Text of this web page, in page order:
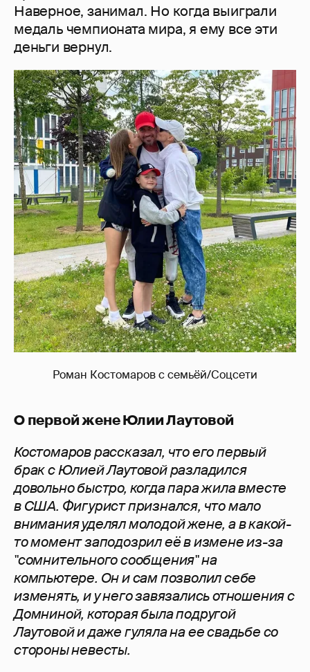
Наверное, занимал. Но когда выиграли
медаль чемпионата мира, я ему все эти
деньги вернул.
Роман Костомаров с семьёй/Соцсети
О первой жене Юлии Лаутовой
Костомаров рассказал, что его первый
брак с Юлией Лаутовой разладился
довольно быстро, когда пара жила вместе
в США. Фигурист признался, что мало
внимания уделял молодой жене, а в какой-
то момент заподозрил её в измене из-за
"сомнительного сообщения" на
компьютере. Он и сам позволил себе
изменять, и у него завязались отношения с
Домниной, которая была подругой
Лаутовой и даже гуляла на ее свадьбе со
стороны невесты.